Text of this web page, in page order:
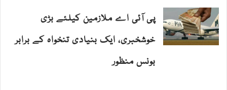
پی آئی اے ملازمین کیلئے بڑی
خوشخبری، ایک بنیادی تنخواہ کے برابر
بونس منظور